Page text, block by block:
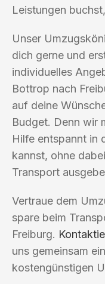
Leistungen
Unser
dich gerne und
individuelles
Bottrop nach
auf deine
Budget. Denn wir
Hilfe entspannt in
kannst, ohne
Transport
Vertraue dem
spare beim
Freiburg.
uns gemeinsam
kostengünstigen